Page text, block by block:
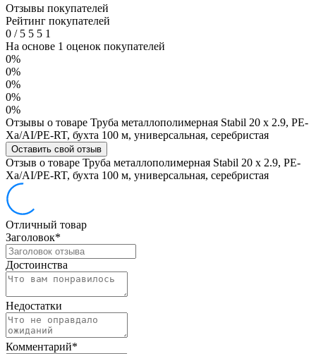
Отзывы покупателей
Рейтинг покупателей
0 /5 5 5 1
На основе 1 оценок покупателей
0%
0%
0%
0%
0%
Отзывы о товаре Труба металлополимерная Stabil 20 х 2.9, PE-
Xa/AI/PE-RT, бухта 100 м, универсальная, серебристая
Оставить свой отзыв
Отзыв о товаре Труба металлополимерная Stabil 20 х 2.9, PE-
Xa/AI/PE-RT, бухта 100 м, универсальная, серебристая
Отличный товар
Заголовок*
Достоинства
Недостатки
Комментарий*